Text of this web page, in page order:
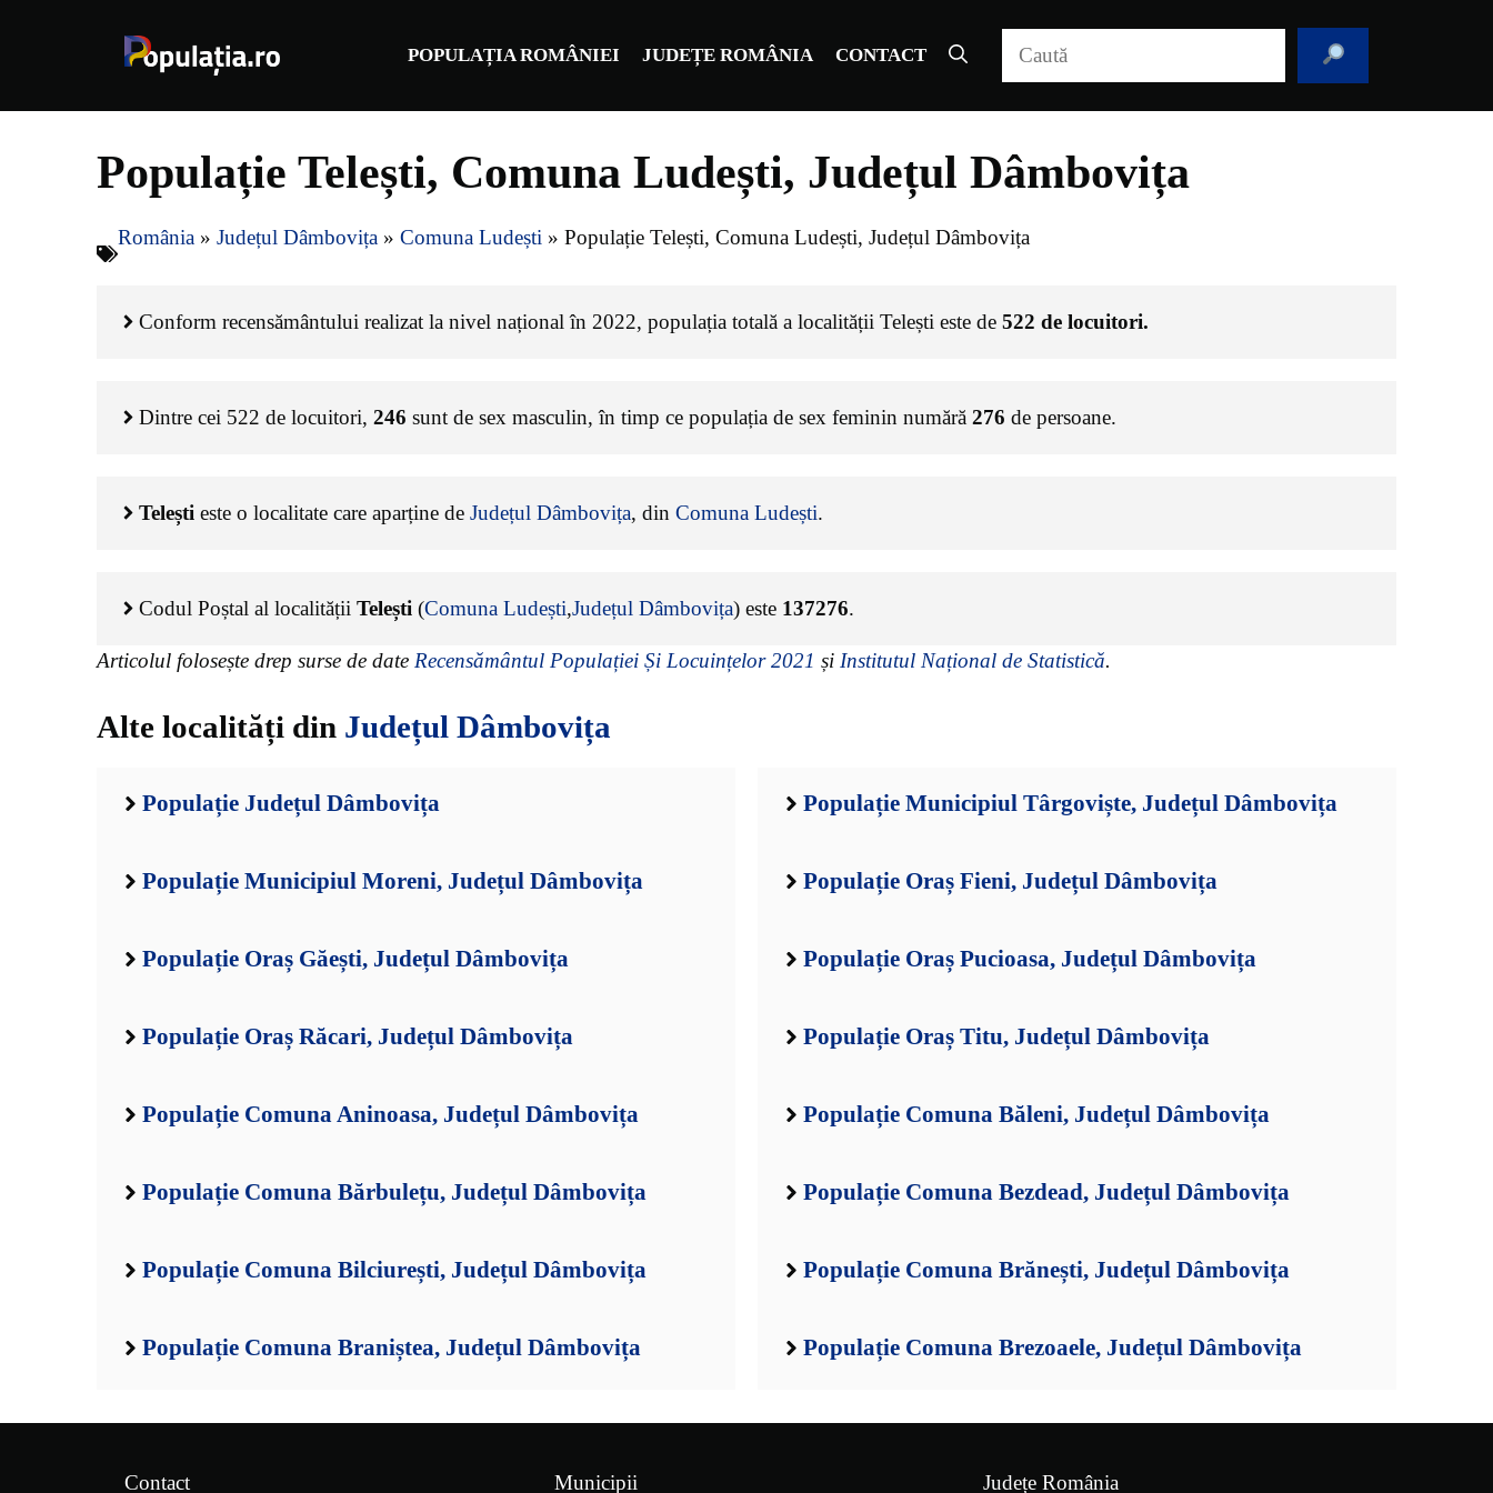
POPULAȚIA ROMÂNIEI JUDEȚE ROMÂNIA CONTACT
Populație Telești, Comuna Ludești, Județul Dâmbovița
România » Județul Dâmbovița » Comuna Ludești » Populație Telești, Comuna Ludești, Județul Dâmbovița
Conform recensământului realizat la nivel național în 2022, populația totală a localității Telești este de 522 de locuitori.
Dintre cei 522 de locuitori, 246 sunt de sex masculin, în timp ce populația de sex feminin numără 276 de persoane.
Telești este o localitate care aparține de Județul Dâmbovița, din Comuna Ludești.
Codul Poștal al localității Telești (Comuna Ludești,Județul Dâmbovița) este 137276.
Articolul folosește drep surse de date Recensământul Populației Și Locuințelor 2021 și Institutul Național de Statistică.
Alte localități din Județul Dâmbovița
Populație Județul Dâmbovița Populație Municipiul Târgoviște, Județul Dâmbovița
Populație Municipiul Moreni, Județul Dâmbovița Populație Oraș Fieni, Județul Dâmbovița
Populație Oraș Găești, Județul Dâmbovița Populație Oraș Pucioasa, Județul Dâmbovița
Populație Oraș Răcari, Județul Dâmbovița Populație Oraș Titu, Județul Dâmbovița
Populație Comuna Aninoasa, Județul Dâmbovița Populație Comuna Băleni, Județul Dâmbovița
Populație Comuna Bărbulețu, Județul Dâmbovița Populație Comuna Bezdead, Județul Dâmbovița
Populație Comuna Bilciurești, Județul Dâmbovița Populație Comuna Brănești, Județul Dâmbovița
Populație Comuna Braniștea, Județul Dâmbovița Populație Comuna Brezoaele, Județul Dâmbovița
Contact Municipii Județe România